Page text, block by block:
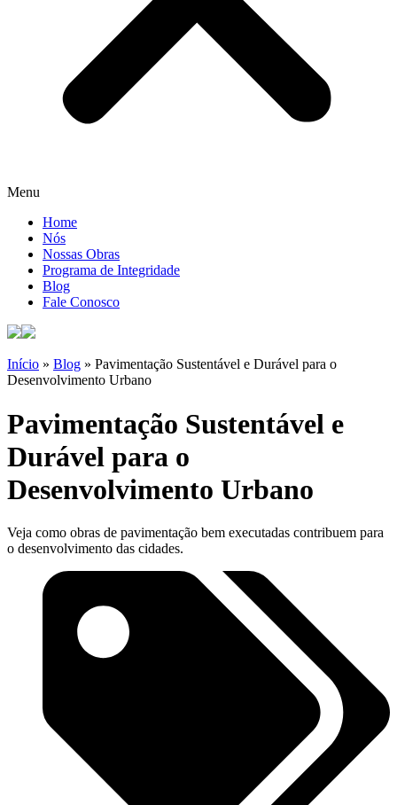
Menu
Home
Nós
Nossas Obras
Programa de Integridade
Blog
Fale Conosco
Início » Blog » Pavimentação Sustentável e Durável para o
Desenvolvimento Urbano
Pavimentação Sustentável e
Durável para o
Desenvolvimento Urbano
Veja como obras de pavimentação bem executadas contribuem para
o desenvolvimento das cidades.